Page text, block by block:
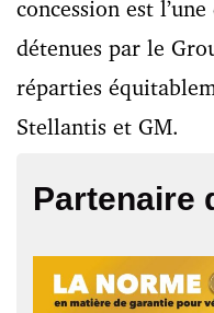
concession est
détenues par le
réparties
Stellantis et GM.
Partenaire